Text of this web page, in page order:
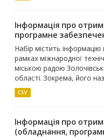
Інформація про
програмне
Набір містить
рамках міжнародної
міською радою
області. Зокрема, його
CSV
Інформація про
(обладнання,